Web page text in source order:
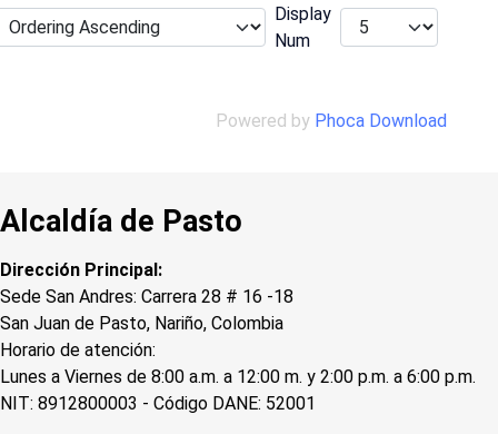
Display
Num
Powered by Phoca Download
Alcaldía de Pasto
Dirección Principal:
Sede San Andres: Carrera 28 # 16 -18
San Juan de Pasto, Nariño, Colombia
Horario de atención:
Lunes a Viernes de 8:00 a.m. a 12:00 m. y 2:00 p.m. a 6:00 p.m.
NIT: 8912800003 - Código DANE: 52001